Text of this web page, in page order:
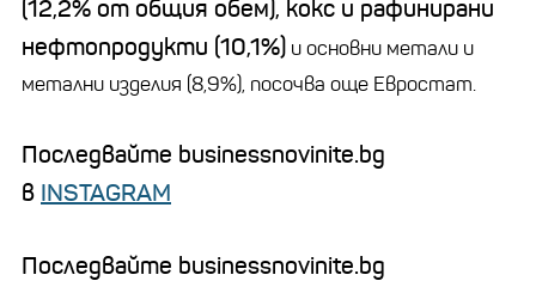
(12,2% от общия обем), кокс и рафинирани
нефтопродукти (10,1%) и основни метали и
метални изделия (8,9%), посочва още Евростат.
Последвайте businessnovinite.bg
в INSTAGRAM
Последвайте businessnovinite.bg